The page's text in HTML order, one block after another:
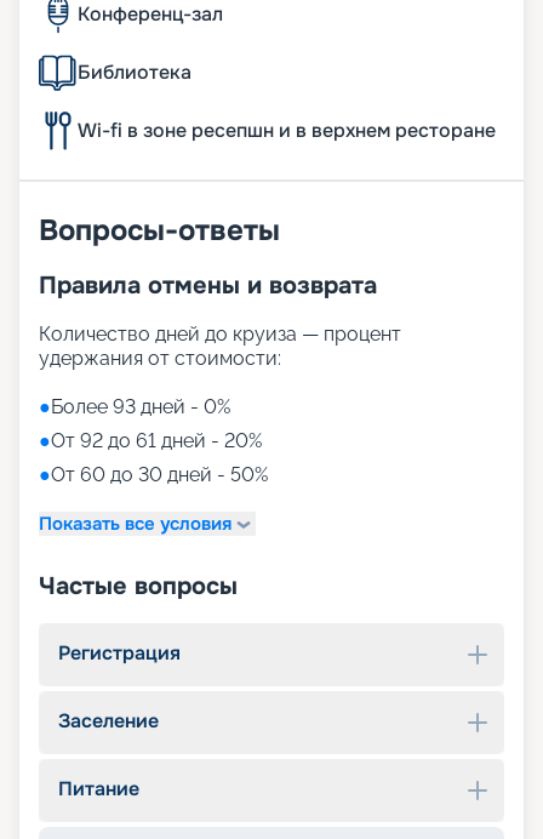
Конференц-зал
Библиотека
Wi-fi в зоне ресепшн и в верхнем ресторане
Вопросы-ответы
Правила отмены и возврата
Количество дней до круиза — процент
удержания от стоимости:
●Более 93 дней - 0%
●От 92 до 61 дней - 20%
●От 60 до 30 дней - 50%
Показать все условия
Частые вопросы
Регистрация
Заселение
Питание